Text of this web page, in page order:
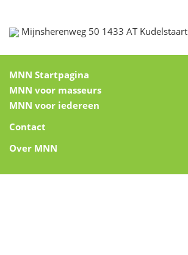
Mijnsherenweg 50 1433 AT Kudelstaart
MNN Startpagina
MNN voor masseurs
MNN voor iedereen
Contact
Over MNN